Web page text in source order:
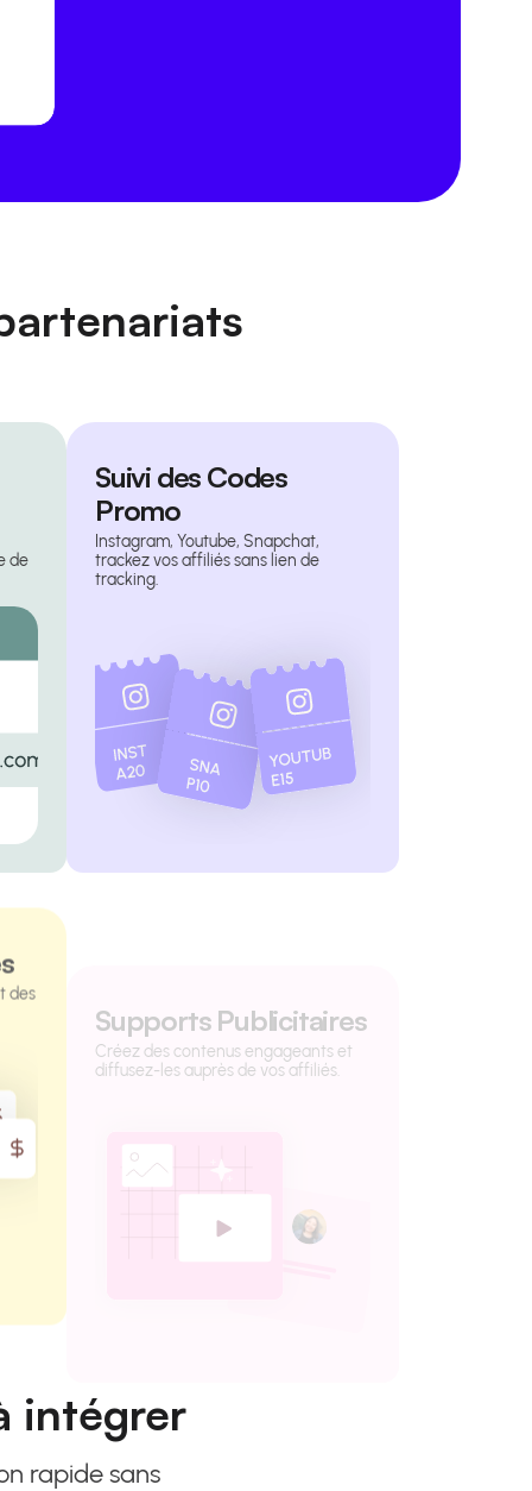
de
Suivi des Codes
Promo
Instagram, Youtube, Snapchat,
trackez vos affiliés sans lien de
tracking.
intégrer
rapide sans